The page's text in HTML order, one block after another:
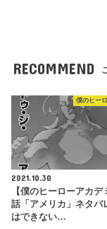
RECOMMEND
僕のヒー
2021.10.30
【僕のヒーローアカデ
話「アメリカ」ネタバ
はできない…